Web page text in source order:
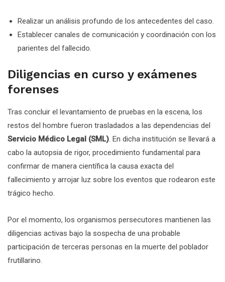
Realizar un análisis profundo de los antecedentes del caso.
Establecer canales de comunicación y coordinación con los
parientes del fallecido.
Diligencias en curso y exámenes
forenses
Tras concluir el levantamiento de pruebas en la escena, los
restos del hombre fueron trasladados a las dependencias del
Servicio Médico Legal (SML). En dicha institución se llevará a
cabo la autopsia de rigor, procedimiento fundamental para
confirmar de manera científica la causa exacta del
fallecimiento y arrojar luz sobre los eventos que rodearon este
trágico hecho.
Por el momento, los organismos persecutores mantienen las
diligencias activas bajo la sospecha de una probable
participación de terceras personas en la muerte del poblador
frutillarino.